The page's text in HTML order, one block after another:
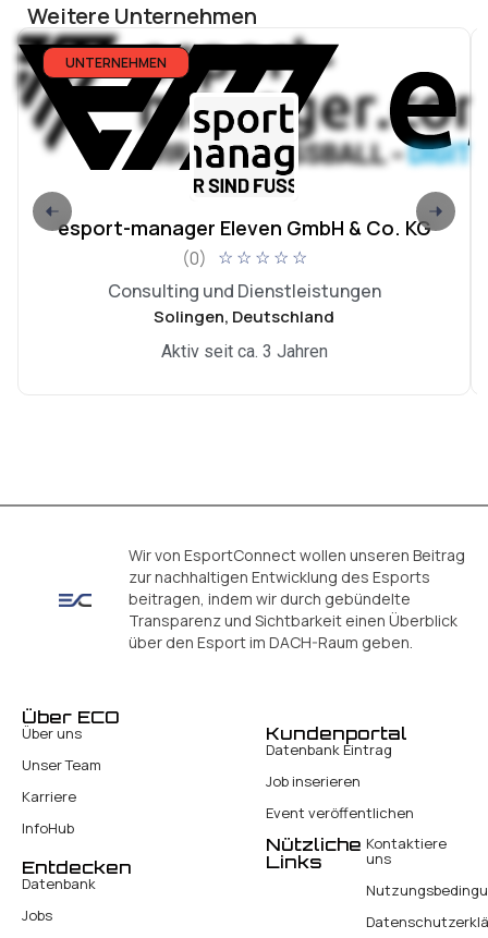
Weitere Unternehmen
UNTERNEHMEN
esport-manager Eleven GmbH & Co. KG
(0) ☆ ☆ ☆ ☆ ☆
Consulting und Dienstleistungen
Solingen, Deutschland
Aktiv seit ca. 3 Jahren
Wir von EsportConnect wollen unseren Beitrag
zur nachhaltigen Entwicklung des Esports
beitragen, indem wir durch gebündelte
Transparenz und Sichtbarkeit einen Überblick
über den Esport im DACH-Raum geben.
Über ECO
Über uns
Unser Team
Karriere
InfoHub
Kundenportal
Datenbank Eintrag
Job inserieren
Event veröffentlichen
Entdecken
Datenbank
Jobs
Nützliche
Links
Kontaktiere
uns